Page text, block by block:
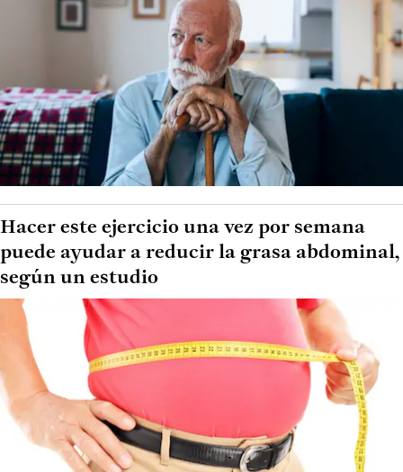
Hacer este ejercicio una vez por semana
puede ayudar a reducir la grasa abdominal,
según un estudio